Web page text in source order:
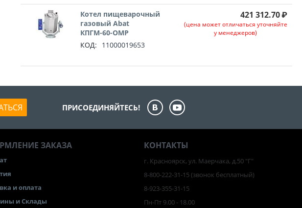
Котел пищеварочный
газовый Abat
КПГМ-60-ОМР
КОД:
11000019653
421 312.70₽
(цена может отличаться уточняйте
у менеджеров)
ПРИСОЕДИНЯЙТЕСЬ!
ЗАКАЗА
и оплата
и Склады
КОНТАКТЫ
г. Красноярск, ул. Маерчака, д.50 "Г"
8-800-222-31-15(звонок бесплатный)
8-923-355-31-15
Пн-Пт 9.00 - 18.00